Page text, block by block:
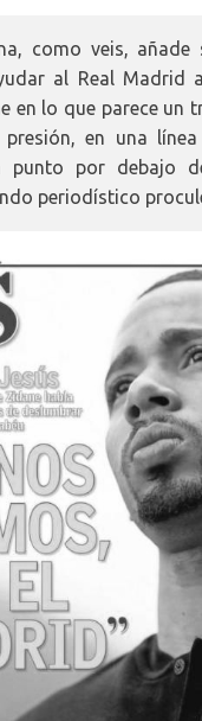
como veis,
al Real Madrid
en lo que parece un
presión, en una
punto por debajo
periodístico